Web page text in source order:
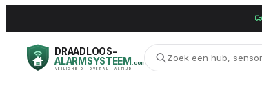
DRAADLOOS-
ALARMSYSTEEM.com
VEILIGHEID · OVERAL · ALTIJD